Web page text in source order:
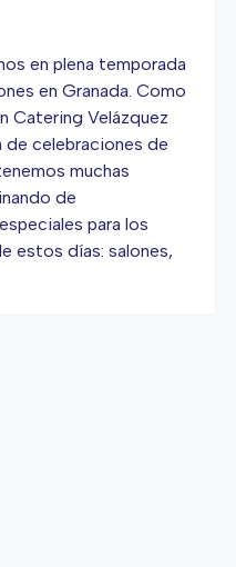
en plena temporada
en Granada. Como
Catering Velázquez
de celebraciones de
muchas
de
para los
estos días: salones,